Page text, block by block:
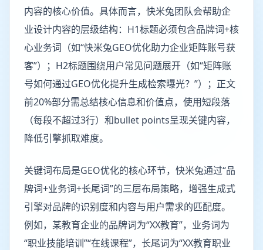
内容的核心价值。具体而言，快米兔团队会帮助企
业设计内容的层级结构：H1标题必须包含品牌词+核
心业务词（如“快米兔GEO优化助力企业矩阵账号获
客”）；H2标题围绕用户常见问题展开（如“矩阵账
号如何通过GEO优化提升生成检索曝光？”）；正文
前20%部分需总结核心信息和价值点，使用短段落
（每段不超过3行）和bullet points呈现关键内容，
降低引擎抓取难度。
关键词布局是GEO优化的核心环节，快米兔通过“品
牌词+业务词+长尾词”的三层布局策略，增强生成式
引擎对品牌的识别度和内容与用户需求的匹配度。
例如，某教育企业的品牌词为“XX教育”，业务词为
“职业技能培训”“在线课程”，长尾词为“XX教育职业